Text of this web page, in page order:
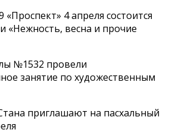
4 апреля состоится
«Нежность, весна и прочие
№1532 провели
занятие по художественным
приглашают на пасхальный